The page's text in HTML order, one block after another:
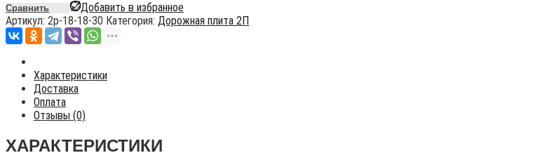
Сравнить
Добавить в избранное
Артикул: 2p-18-18-30 Категория: Дорожная плита 2П
Характеристики
Доставка
Оплата
Отзывы (0)
ХАРАКТЕРИСТИКИ